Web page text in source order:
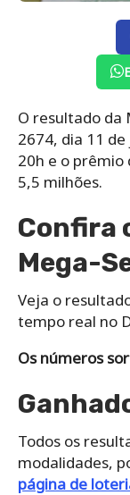
O resultado da
2674, dia 11
20h e o prêmio
5,5 milhões.
Confira
Mega-
Veja o
tempo real no
Os números
Todos os
modalidades,
página de